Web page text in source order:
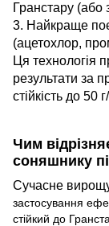
Гранстару (або
3. Найкраще
(ацетохлор,
Ця технологія
результати за
стійкість до 50
Чим
соняшнику
Сучасне
застосування
стійкий до